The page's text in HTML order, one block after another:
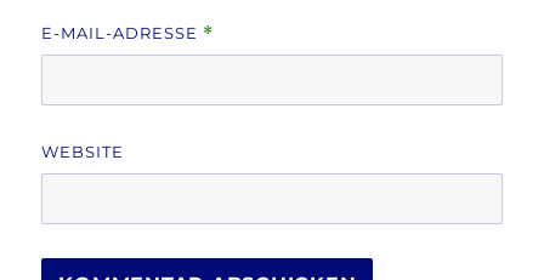
E-MAIL-ADRESSE *
WEBSITE